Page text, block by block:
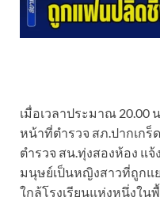
เมื่อเวลา​ประมาณ 20.00
หน้าที่ตำรวจ สภ.ปากเกร็
ตำรวจ สน.ทุ่งสองห้อง แ
มนุษย์เป็นหญิงสาวที่ถูกแ
ใกล้โรงเรียนแห่งหนึ่งใน